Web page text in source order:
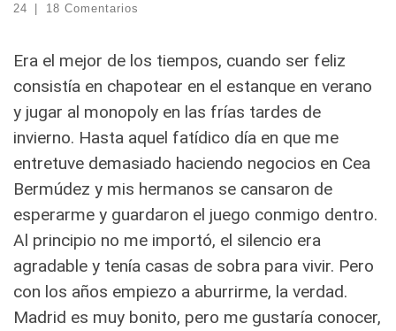
24
| 18 Comentarios
Era el mejor de los tiempos, cuando ser feliz
consistía en chapotear en el estanque en verano
y jugar al monopoly en las frías tardes de
invierno. Hasta aquel fatídico día en que me
entretuve demasiado haciendo negocios en Cea
Bermúdez y mis hermanos se cansaron de
esperarme y guardaron el juego conmigo dentro.
Al principio no me importó, el silencio era
agradable y tenía casas de sobra para vivir. Pero
con los años empiezo a aburrirme, la verdad.
Madrid es muy bonito, pero me gustaría conocer,